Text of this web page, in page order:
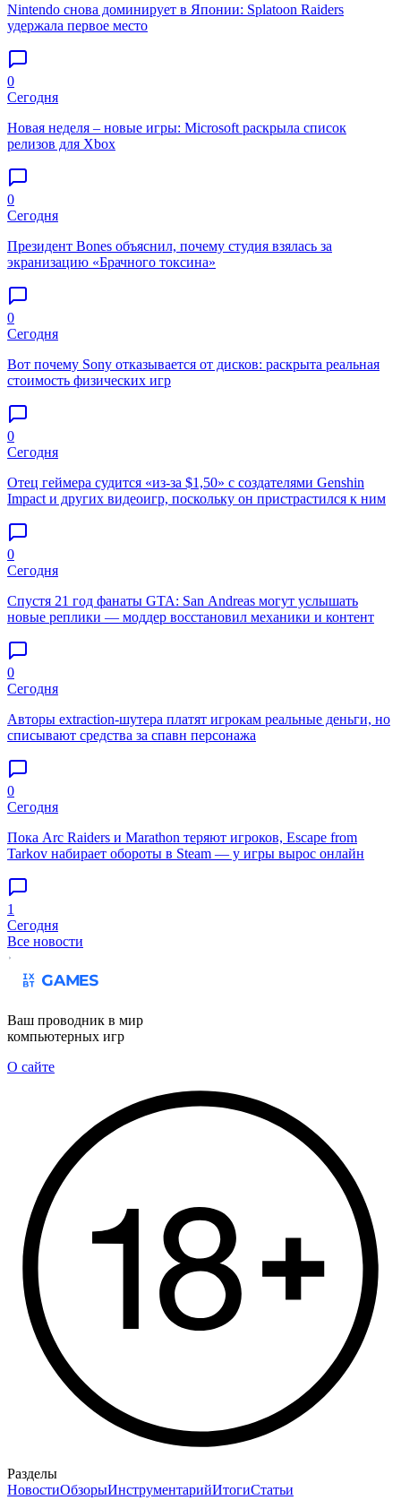
Nintendo снова доминирует в Японии: Splatoon Raiders
удержала первое место
0
Сегодня
Новая неделя – новые игры: Microsoft раскрыла список
релизов для Xbox
0
Сегодня
Президент Bones объяснил, почему студия взялась за
экранизацию «Брачного токсина»
0
Сегодня
Вот почему Sony отказывается от дисков: раскрыта реальная
стоимость физических игр
0
Сегодня
Отец геймера судится «из-за $1,50» с создателями Genshin
Impact и других видеоигр, поскольку он пристрастился к ним
0
Сегодня
Спустя 21 год фанаты GTA: San Andreas могут услышать
новые реплики — моддер восстановил механики и контент
0
Сегодня
Авторы extraction-шутера платят игрокам реальные деньги, но
списывают средства за спавн персонажа
0
Сегодня
Пока Arc Raiders и Marathon теряют игроков, Escape from
Tarkov набирает обороты в Steam — у игры вырос онлайн
1
Сегодня
Все новости
Ваш проводник в мир
компьютерных игр
О сайте
Разделы
НовостиОбзорыИнструментарийИтогиСтатьи